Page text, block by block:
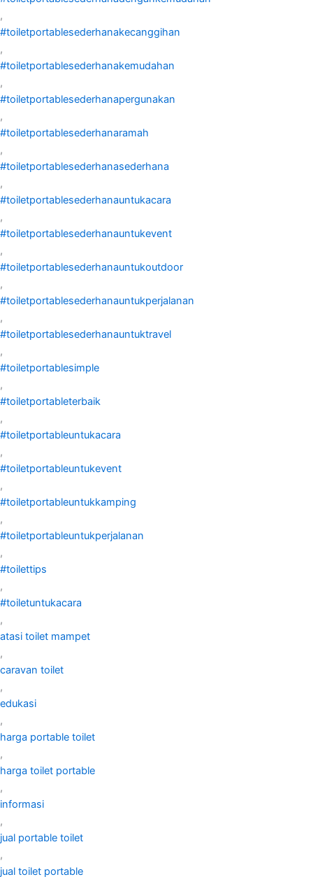
,
#toiletportablesederhanakecanggihan
,
#toiletportablesederhanakemudahan
,
#toiletportablesederhanapergunakan
,
#toiletportablesederhanaramah
,
#toiletportablesederhanasederhana
,
#toiletportablesederhanauntukacara
,
#toiletportablesederhanauntukevent
,
#toiletportablesederhanauntukoutdoor
,
#toiletportablesederhanauntukperjalanan
,
#toiletportablesederhanauntuktravel
,
#toiletportablesimple
,
#toiletportableterbaik
,
#toiletportableuntukacara
,
#toiletportableuntukevent
,
#toiletportableuntukkamping
,
#toiletportableuntukperjalanan
,
#toilettips
,
#toiletuntukacara
,
atasi toilet mampet
,
caravan toilet
,
edukasi
,
harga portable toilet
,
harga toilet portable
,
informasi
,
jual portable toilet
,
jual toilet portable